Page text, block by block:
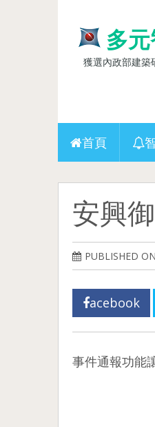
多
獲選內政部建築
首頁
安興
PUBLISHED
acebook
事件通報功能